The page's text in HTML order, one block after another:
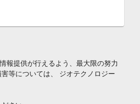
報提供が行えるよう、最大限の努力
等については、 ジオテクノロジー